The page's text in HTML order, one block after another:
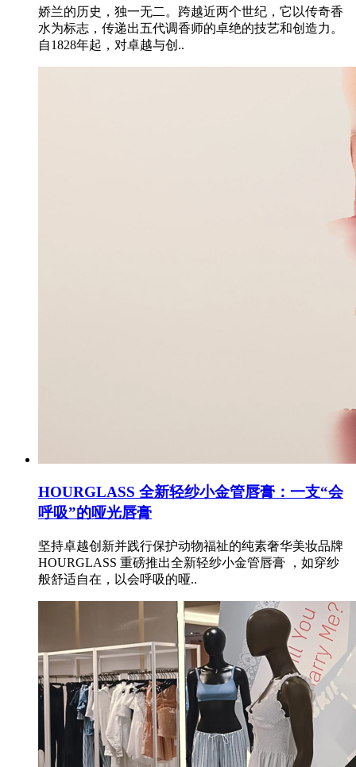
娇兰的历史，独一无二。跨越近两个世纪，它以传奇香
水为标志，传递出五代调香师的卓绝的技艺和创造力。
自1828年起，对卓越与创..
HOURGLASS 全新轻纱小金管唇膏：一支“会
呼吸”的哑光唇膏
坚持卓越创新并践行保护动物福祉的纯素奢华美妆品牌
HOURGLASS 重磅推出全新轻纱小金管唇膏 ，如穿纱
般舒适自在，以会呼吸的哑..